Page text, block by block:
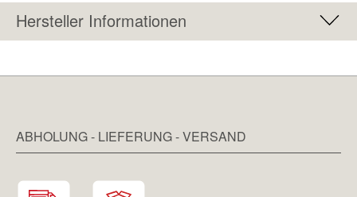
Hersteller Informationen
ABHOLUNG - LIEFERUNG - VERSAND